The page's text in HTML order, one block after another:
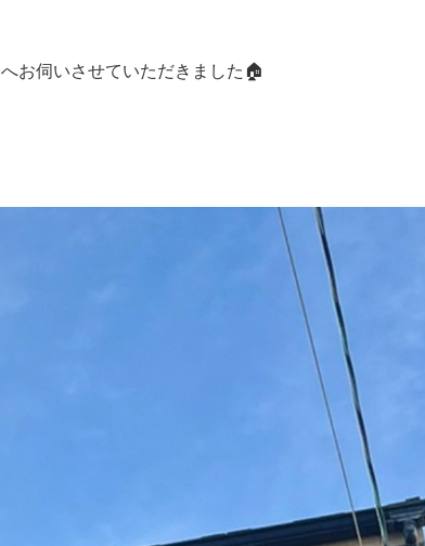
お伺いさせていただきました🏠